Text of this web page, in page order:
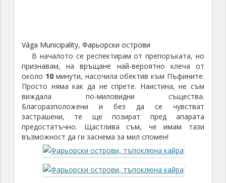
Vága Municipality, Фарьорски острови
В началото се респектирам от препоръката, но
признавам, на връщане най-вероятно клеча от
около 10минути, насочила обектив към Пъфините.
Просто няма как да не спрете. Наистина, не съм
виждала по-миловидни същества.
Благоразположени и без да се чувстват
застрашени, те ще позират пред апарата
предостатъчно. Щастлива съм, че имам тази
възможност да ги заснема за мил спомен!